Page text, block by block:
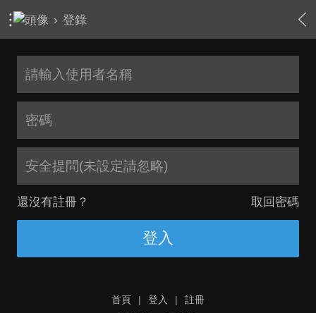
› 登錄
安全提問(未設定請忽略)
還沒有註冊？ 取回密碼
登入
首頁 | 登入 |
註冊